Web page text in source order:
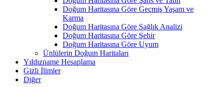
Doğum Haritasına Göre Geçmiş Yaşam ve
Karma
Doğum Haritasına Göre Sağlık Analizi
Doğum Haritasına Göre Şehir
Doğum Haritasına Göre Uyum
Ünlülerin Doğum Haritaları
Yıldızname Hesaplama
Gizli İlimler
Diğer